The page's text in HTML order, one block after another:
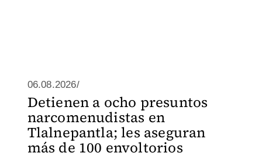
06.08.2026/
Detienen a ocho presuntos
narcomenudistas en
Tlalnepantla; les aseguran
más de 100 envoltorios